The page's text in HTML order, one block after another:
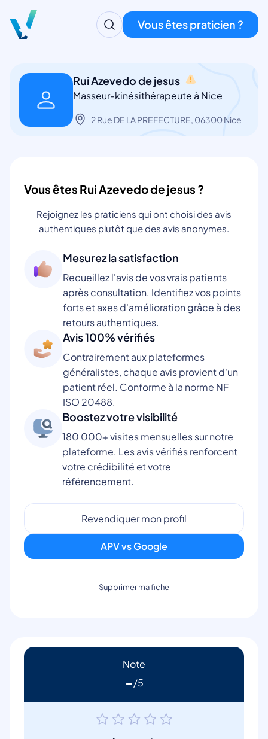
Vous êtes praticien ?
Rui Azevedo de jesus
Masseur-kinésithérapeute à Nice
2 Rue DE LA PREFECTURE, 06300 Nice
Vous êtes Rui Azevedo de jesus ?
Rejoignez les praticiens qui ont choisi des avis
authentiques plutôt que des avis anonymes.
Mesurez la satisfaction
Recueillez l'avis de vos vrais patients
après consultation. Identifiez vos points
forts et axes d'amélioration grâce à des
retours authentiques.
Avis 100% vérifiés
Contrairement aux plateformes
généralistes, chaque avis provient d'un
patient réel. Conforme à la norme NF
ISO 20488.
Boostez votre visibilité
180 000+ visites mensuelles sur notre
plateforme. Les avis vérifiés renforcent
votre crédibilité et votre
référencement.
Revendiquer mon profil
APV vs Google
Supprimer ma fiche
Note
-